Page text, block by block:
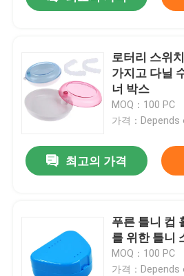
집
우리에 대하여
품질 관리
인용문을 요구하세요
로터리 스위
가지고 다닐
너 박스
MOQ：100 PC
가격：
최고의 가격
푸른 틀니 컵
를 위한 틀니
MOQ：100 PC
가격：